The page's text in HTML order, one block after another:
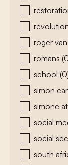
revolution
roger
romans
school (0)
simon
simone
social
social
south